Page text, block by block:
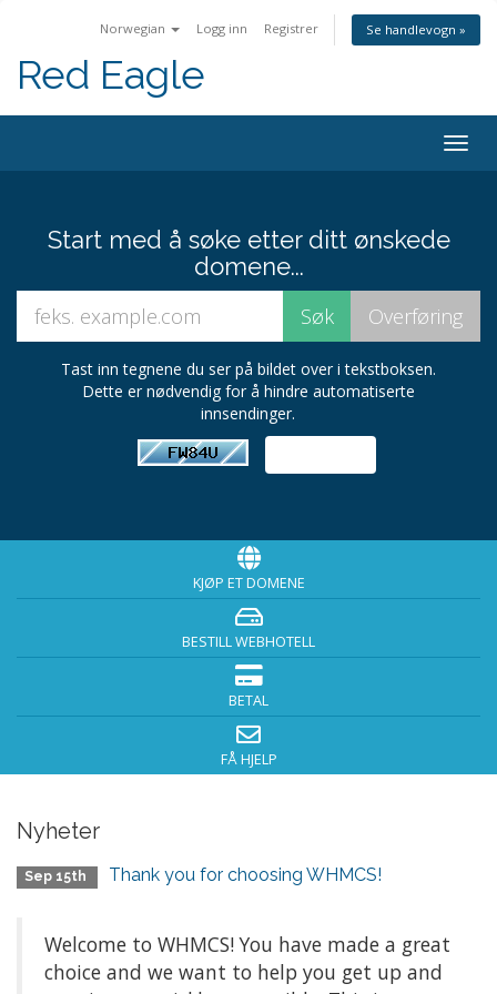
Norwegian Logg inn Registrer Se handlevogn »
Red Eagle
Start med å søke etter ditt ønskede
domene...
Tast inn tegnene du ser på bildet over i tekstboksen.
Dette er nødvendig for å hindre automatiserte
innsendinger.
KJØP ET DOMENE
BESTILL WEBHOTELL
BETAL
FÅ HJELP
Nyheter
Sep 15th Thank you for choosing WHMCS!
Welcome to WHMCS! You have made a great
choice and we want to help you get up and